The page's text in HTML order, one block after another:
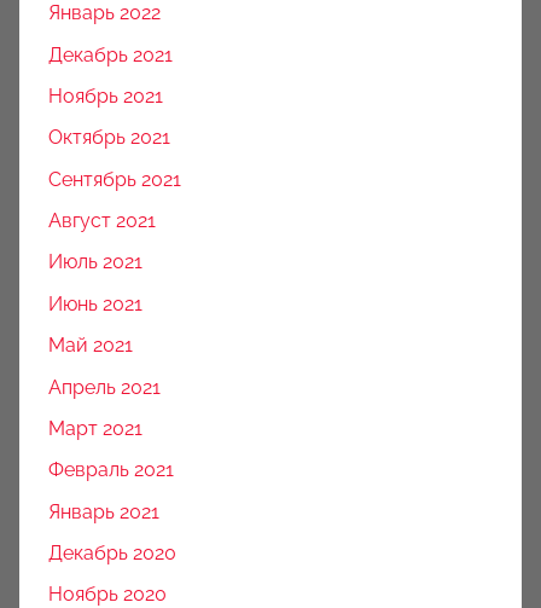
Январь 2022
Декабрь 2021
Ноябрь 2021
Октябрь 2021
Сентябрь 2021
Август 2021
Июль 2021
Июнь 2021
Май 2021
Апрель 2021
Март 2021
Февраль 2021
Январь 2021
Декабрь 2020
Ноябрь 2020